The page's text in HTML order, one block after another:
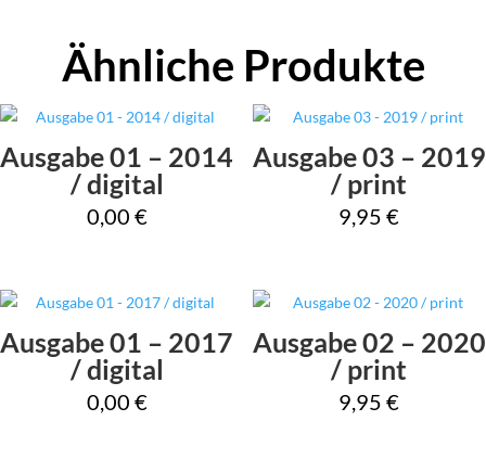
Ähnliche Produkte
Ausgabe 01 – 2014
/ digital
0,00 €
Ausgabe 03 – 2019
/ print
9,95€
Ausgabe 01 – 2017
/ digital
0,00 €
Ausgabe 02 – 2020
/ print
9,95€